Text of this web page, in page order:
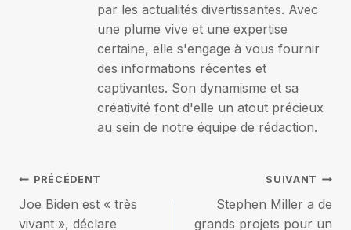
par les actualités divertissantes. Avec
une plume vive et une expertise
certaine, elle s'engage à vous fournir
des informations récentes et
captivantes. Son dynamisme et sa
créativité font d'elle un atout précieux
au sein de notre équipe de rédaction.
Navigation
PRÉCÉDENT
Joe Biden est « très
vivant », déclare
SUIVANT
Stephen Miller a de
grands projets pour un